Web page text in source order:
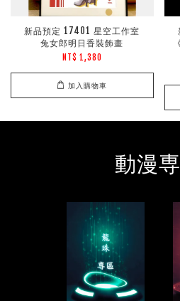
新品預定 17401 星空工作室
兔女郎明日香裝飾畫
NT$ 1,380
加入購物車
動漫